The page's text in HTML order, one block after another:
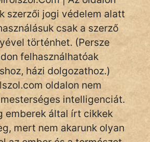
szerzői jogi védelem alatt
csak a szerző
történhet. (Persze
felhasználhatóak
házi dolgozathoz.)
oldalon nem
intelligenciát.
emberek által írt cikkek
mert nem akarunk olyan